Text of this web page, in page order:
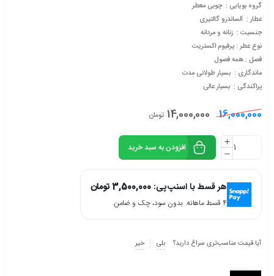
گروه بویایی : چوبی معطر
عطار : آلساندرو گالتیری
جنسیت : زنانه و مردانه
نوع عطر : پرفیوم اکستریت
فصل : همه فصول
ماندگاری : بسیار طولانی مدت
پراکندگی : بسیار عالی
16,000,000
14,000,000 تومان
افزودن به سبد خرید
هر قسط با اسنپ‌پی: 3,500,000تومان
۴ قسط ماهانه. بدون سود، چک و ضامن.
آیا قیمت مناسب‌تری سراغ دارید؟ بلی خیر